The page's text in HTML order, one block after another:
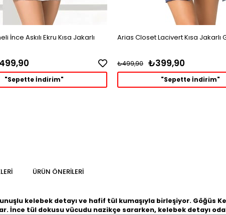
İnce Askılı Ekru Kısa Jakarlı
"Sepette İndirim"
Arias Closet Lacivert Kısa Jakarlı
₺399,90
₺499,90
"Sepette İndirim"
ÜRÜN ÖNERILERI
kelebek detayıve hafif tül kumaşıyla birleşiyor. Göğüs
İnce tül dokusu vücudu nazikçe sararken, kelebek detayı